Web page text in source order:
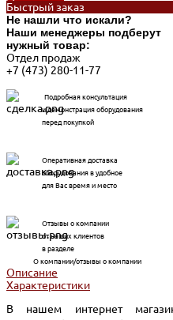
Быстрый заказ
Не нашли что искали?
Наши менеджеры подберут
нужный товар:
Отдел продаж
+7 (473) 280-11-77
Подробная консультация
и демонстрация оборудования
перед покупкой
Оперативная доставка
оборудования в удобное
для Вас время и место
Отзывы о компании
от наших клиентов
в разделе
О компании/отзывы о компании
Описание
Характеристики
В нашем интернет